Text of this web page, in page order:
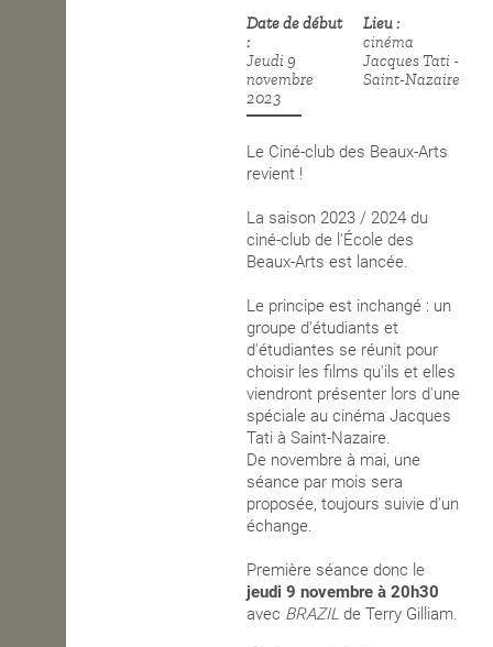
Date de début
Jeudi 9
novembre
2023
Lieu
cinéma
Jacques Tati -
Saint-Nazaire
Le Ciné-club des Beaux-Arts
revient !
La saison 2023 / 2024 du
ciné-club de l'École des
Beaux-Arts est lancée.
Le principe est inchangé : un
groupe d'étudiants et
d'étudiantes se réunit pour
choisir les films qu'ils et elles
viendront présenter lors d'une
spéciale au cinéma Jacques
Tati à Saint-Nazaire.
De novembre à mai, une
séance par mois sera
proposée, toujours suivie d'un
échange.
Première séance donc le
jeudi 9 novembre à 20h30
avec BRAZIL de Terry Gilliam.